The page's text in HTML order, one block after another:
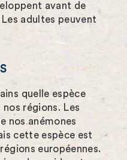
avant de
adultes peuvent
quelle espèce
nos régions. Les
nos anémones
cette espèce est
européennes.